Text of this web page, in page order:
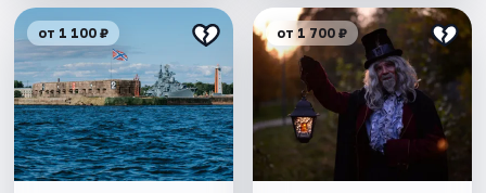
от 1 100 ₽ от 1 700 ₽